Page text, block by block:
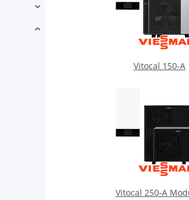
Vitocal 150-A
Vitocal 250-A